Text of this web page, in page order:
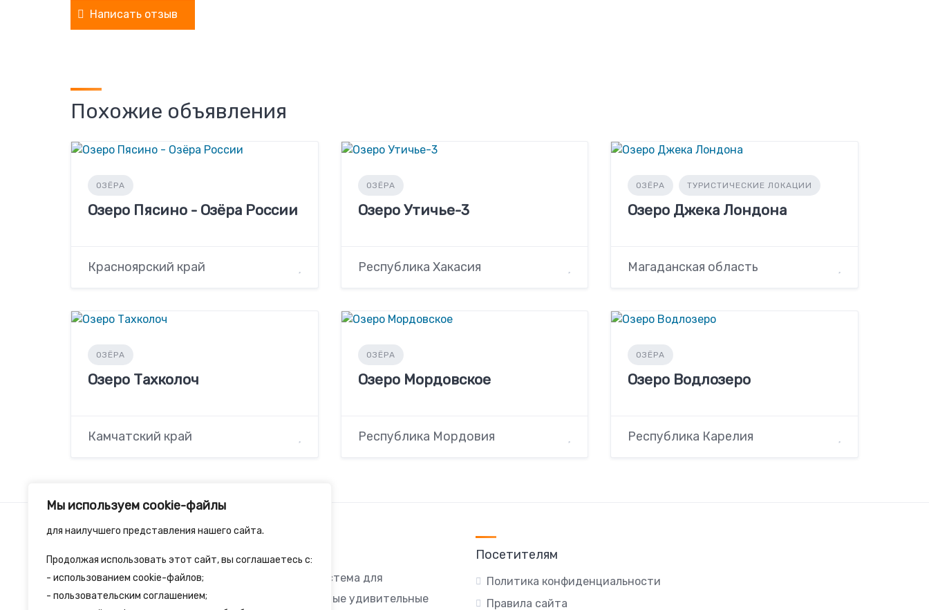
Мы используем cookie-файлы
для наилучшего представления нашего сайта.
Продолжая использовать этот сайт, вы соглашаетесь с:
- использованием cookie-файлов;
- пользовательским соглашением;
Написать отзыв
Похожие объявления
ОЗЁРА
Озеро Пясино - Озёра России
Красноярский край
ОЗЁРА
Озеро Утичье-3
Республика Хакасия
ОЗЁРА ТУРИСТИЧЕСКИЕ ЛОКАЦИИ
Озеро Джека Лондона
Магаданская область
ОЗЁРА
Озеро Тахколоч
Камчатский край
ОЗЁРА
Озеро Мордовское
Республика Мордовия
ОЗЁРА
Озеро Водлозеро
Республика Карелия
2spalnika.ru — это удобная информационная система для
путешественников и туристов где собраны самые удивительные
Посетителям
Политика конфиденциальности
Правила сайта